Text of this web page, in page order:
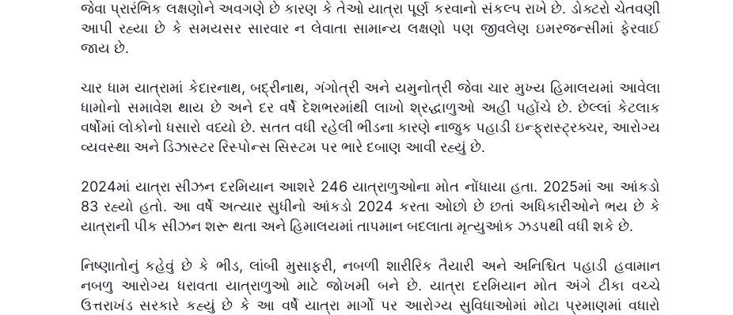
જેવા પ્રારંભિક લક્ષણોને અવગણે છે કારણ કે તેઓ યાત્રા પૂર્ણ કરવાનો સંકલ્પ રાખે છે. ડોક્ટરો ચેતવણી
આપી રહ્યા છે કે સમયસર સારવાર ન લેવાતા સામાન્ય લક્ષણો પણ જીવલેણ ઇમરજન્સીમાં ફેરવાઈ
જાય છે.
ચાર ધામ યાત્રામાં કેદારનાથ, બદ્રીનાથ, ગંગોત્રી અને યમુનોત્રી જેવા ચાર મુખ્ય હિમાલયમાં આવેલા
ધામોનો સમાવેશ થાય છે અને દર વર્ષે દેશભરમાંથી લાખો શ્રદ્ધાળુઓ અહીં પહોંચે છે. છેલ્લાં કેટલાક
વર્ષોમાં લોકોનો ધસારો વધ્યો છે. સતત વધી રહેલી ભીડના કારણે નાજુક પહાડી ઇન્ફ્રાસ્ટ્રક્ચર, આરોગ્ય
વ્યવસ્થા અને ડિઝાસ્ટર રિસ્પોન્સ સિસ્ટમ પર ભારે દબાણ આવી રહ્યું છે.
2024માં યાત્રા સીઝન દરમિયાન આશરે 246 યાત્રાળુઓના મોત નોંધાયા હતા. 2025માં આ આંકડો
83 રહ્યો હતો. આ વર્ષે અત્યાર સુધીનો આંકડો 2024 કરતા ઓછો છે છતાં અધિકારીઓને ભય છે કે
યાત્રાની પીક સીઝન શરૂ થતા અને હિમાલયમાં તાપમાન બદલાતા મૃત્યુઆંક ઝડપથી વધી શકે છે.
નિષ્ણાતોનું કહેવું છે કે ભીડ, લાંબી મુસાફરી, નબળી શારીરિક તૈયારી અને અનિશ્ચિત પહાડી હવામાન
નબળુ આરોગ્ય ધરાવતા યાત્રાળુઓ માટે જોખમી બને છે. યાત્રા દરમિયાન મોત અંગે ટીકા વચ્ચે
ઉત્તરાખંડ સરકારે કહ્યું છે કે આ વર્ષે યાત્રા માર્ગો પર આરોગ્ય સુવિધાઓમાં મોટા પ્રમાણમાં વધારો